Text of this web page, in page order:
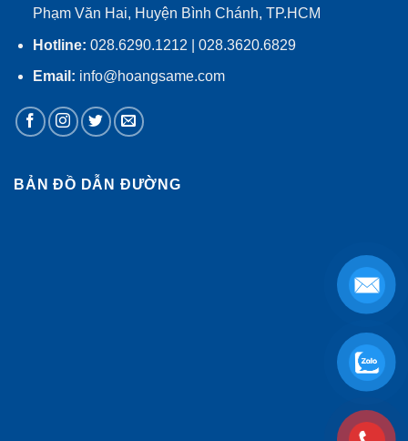
Phạm Văn Hai, Huyện Bình Chánh, TP.HCM
Hotline: 028.6290.1212 | 028.3620.6829
Email: info@hoangsame.com
BẢN ĐỒ DẪN ĐƯỜNG